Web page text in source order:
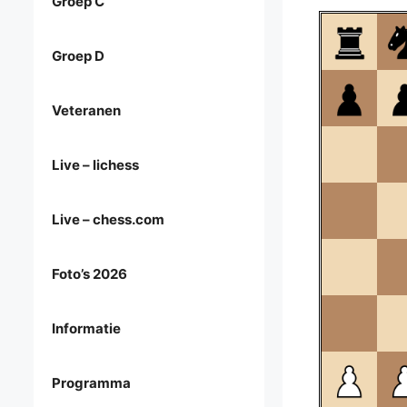
Groep D
Veteranen
Live – lichess
Live – chess.com
Foto’s 2026
Informatie
Programma